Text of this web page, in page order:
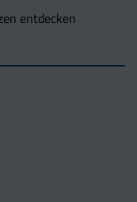
entdecken